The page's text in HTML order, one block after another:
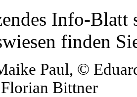
Info-Blatt
finden
Paul, ©
Bittner